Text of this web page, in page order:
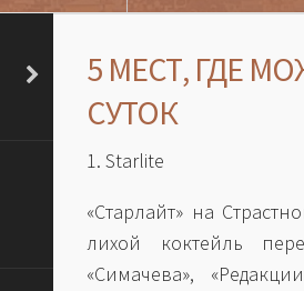
5 МЕСТ, ГДЕ
СУТОК
1. Starlite
«Старлайт» на
лихой коктейль
«Симачева»,